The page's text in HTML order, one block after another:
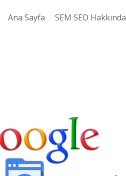
Ana Sayfa SEM SEO Hakkında